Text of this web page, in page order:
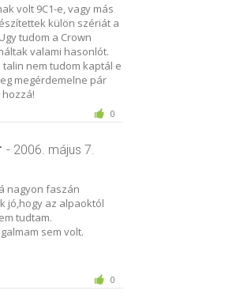
volt 9C1-e, vagy más
külön szériát a
tudom a Crown
valami hasonlót.
talin nem tudom kaptál e
megérdemelne pár
0
- 2006. május 7.
nagyon faszán
jó,hogy az alpaoktól
tudtam.
sem volt.
0